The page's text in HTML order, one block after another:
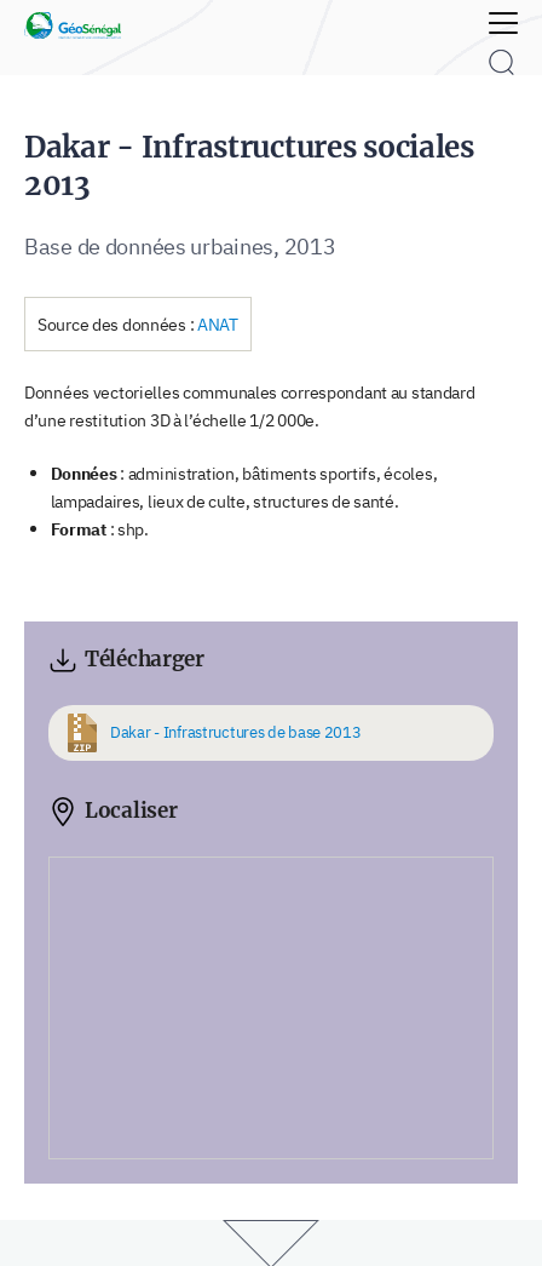
Rechercher :
Dakar - Infrastructures sociales
2013
Base de données urbaines, 2013
Source des données :ANAT
Données vectorielles communales correspondant au standard
d’une restitution 3D à l’échelle 1/2 000e.
Données: administration, bâtiments sportifs, écoles,
lampadaires, lieux de culte, structures de santé.
Format: shp.
Télécharger
Dakar - Infrastructures de base 2013
Localiser